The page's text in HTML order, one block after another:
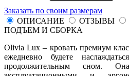
Заказать по своим размерам
ОПИСАНИЕ
ОТЗЫВЫ
ПОДЪЕМ И СБОРКА
Olivia Lux – кровать премиум
ежедневно будете
продолжительным сном.